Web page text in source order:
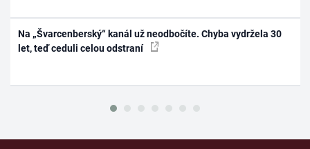
Na „Švarcenberský“ kanál už neodbočíte. Chyba vydržela 30
let, teď ceduli celou odstraní